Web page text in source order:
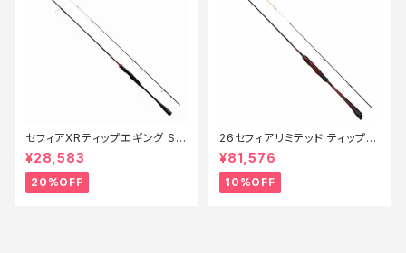
セフィアXRティップエギング S7
2MLSR【特価ロッド】【20】
¥28,583
20%OFF
26セフィアリミテッド ティップエ
ギング S63ML+S【継続セール_
ロッド】【10】
¥81,576
10%OFF